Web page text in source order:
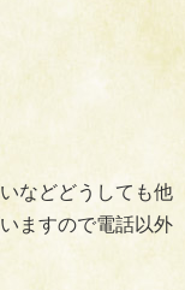
などどうしても他
ますので電話以外